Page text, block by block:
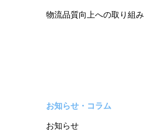
物流品質向上への取り組み
お知らせ・コラム
お知らせ